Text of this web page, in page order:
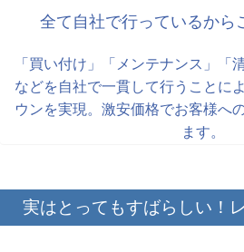
全て自社で行っているから
「買い付け」「メンテナンス」「
などを自社で一貫して行うことに
ウンを実現。激安価格でお客様へ
ます。
実はとってもすばらしい！